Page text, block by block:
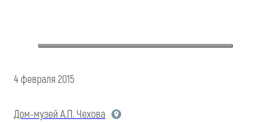
4 февраля 2015
Дом-музей А.П. Чехова